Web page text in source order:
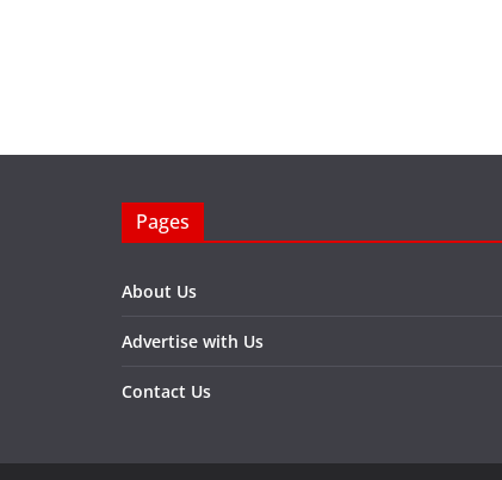
Pages
About Us
Advertise with Us
Contact Us